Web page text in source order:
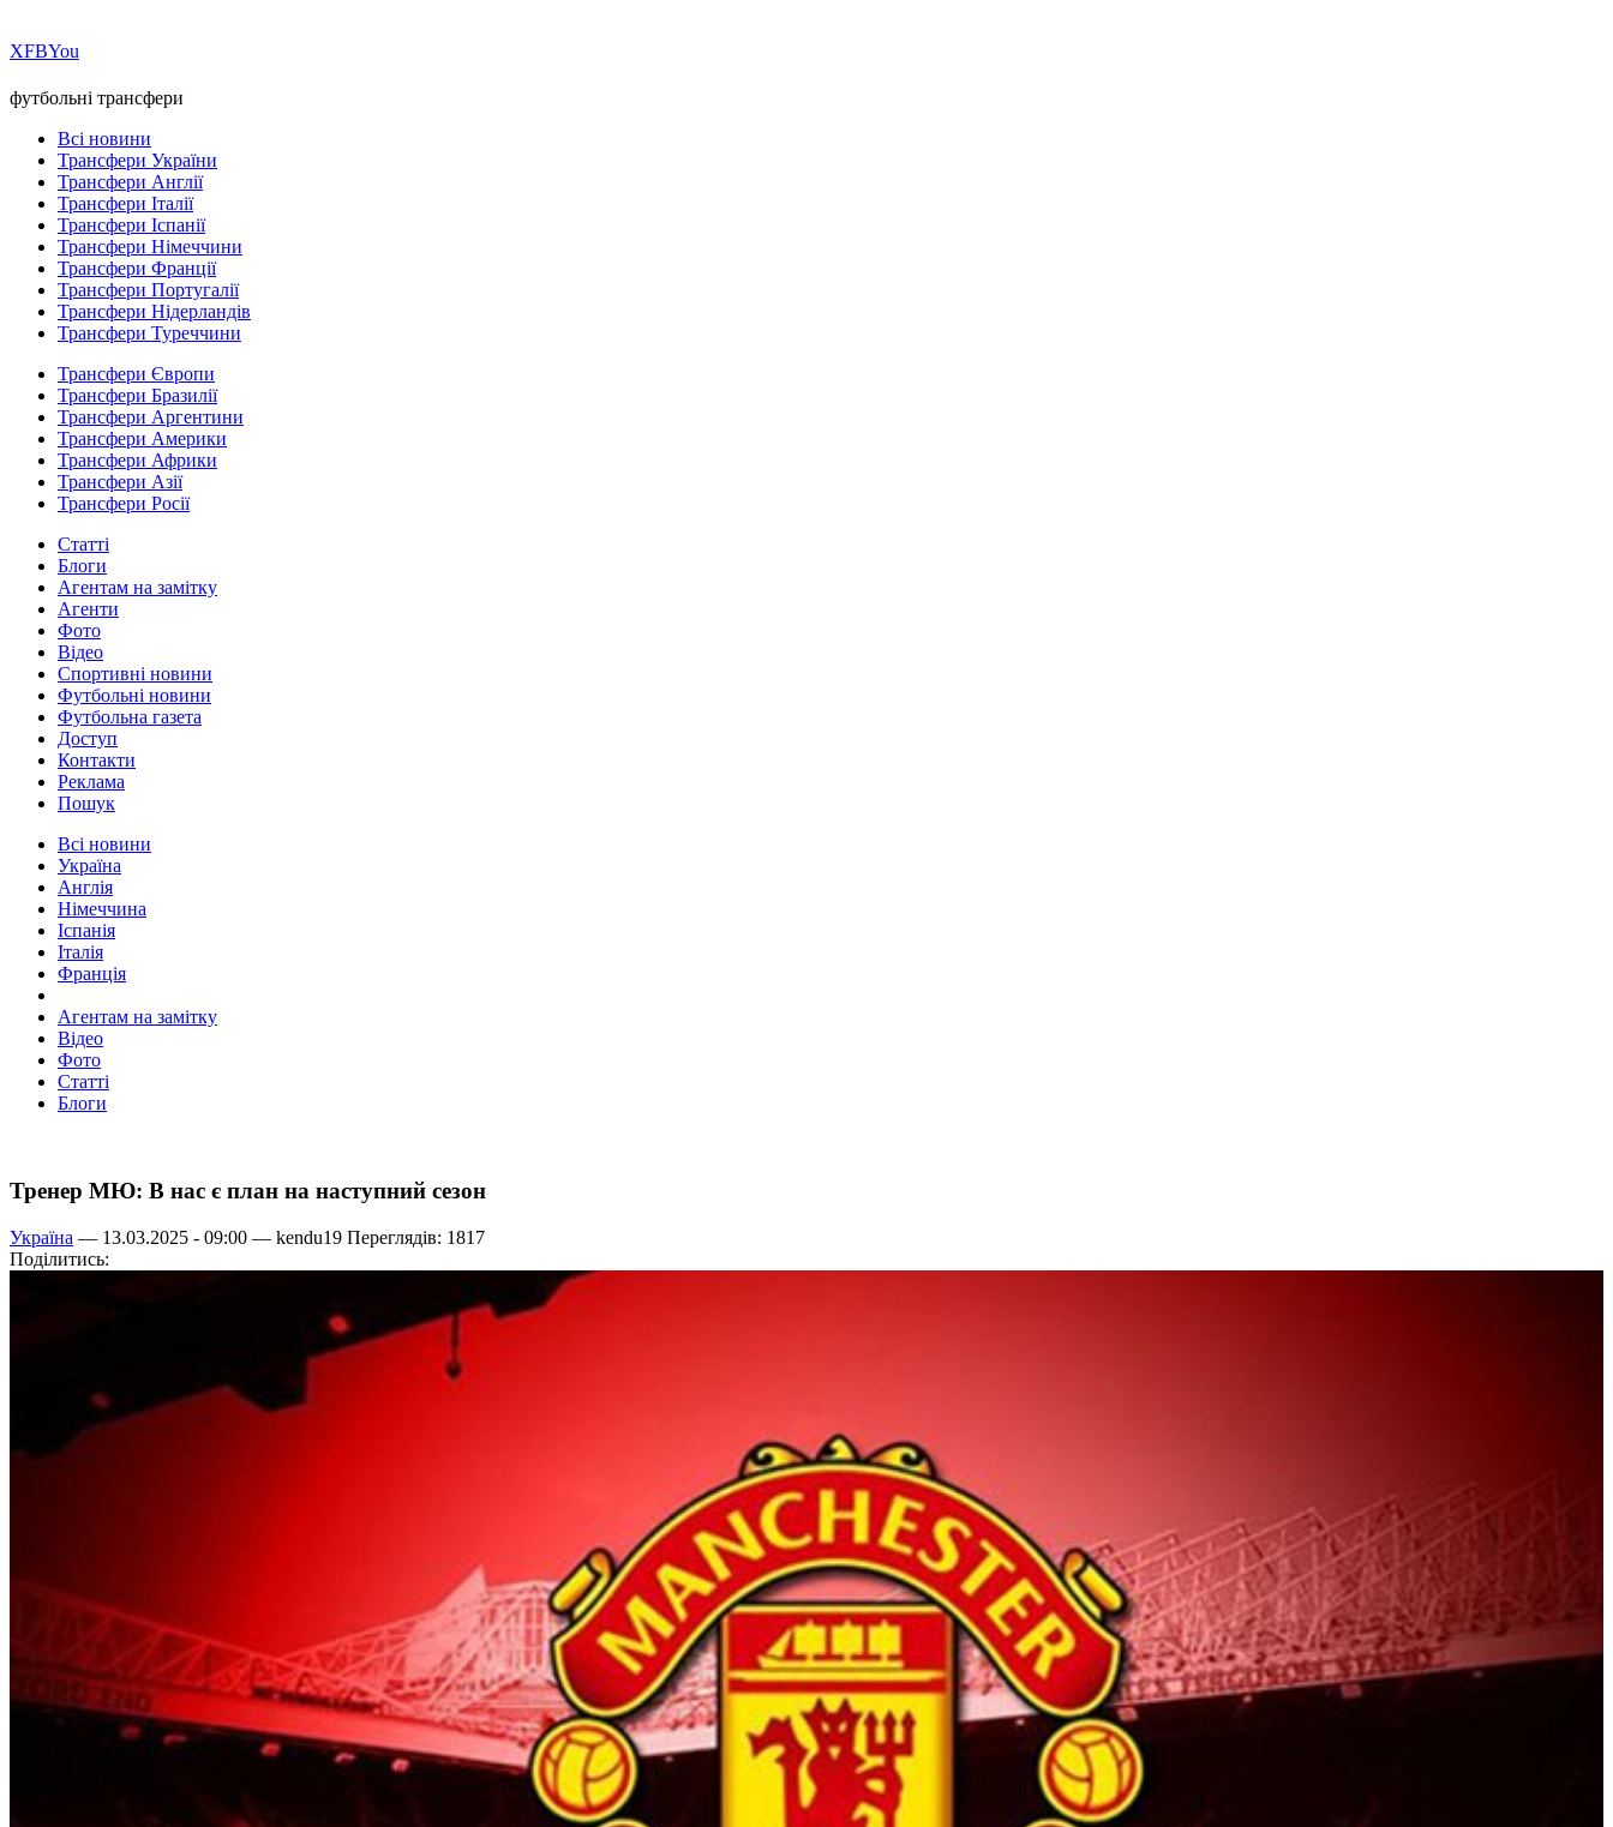
ХFBYou
футбольні трансфери
Всі новини
Трансфери України
Трансфери Англії
Трансфери Італії
Трансфери Іспанії
Трансфери Німеччини
Трансфери Франції
Трансфери Португалії
Трансфери Нідерландів
Трансфери Туреччини
Трансфери Європи
Трансфери Бразилії
Трансфери Аргентини
Трансфери Америки
Трансфери Африки
Трансфери Азії
Трансфери Росії
Статті
Блоги
Агентам на замітку
Агенти
Фото
Відео
Спортивні новини
Футбольні новини
Футбольна газета
Доступ
Контакти
Реклама
Пошук
Всі новини
Україна
Англія
Німеччина
Іспанія
Італія
Франція
Агентам на замітку
Відео
Фото
Статті
Блоги
Тренер МЮ: В нас є план на наступний сезон
Україна — 13.03.2025 - 09:00 — kendu19 Переглядів: 1817
Поділитись: